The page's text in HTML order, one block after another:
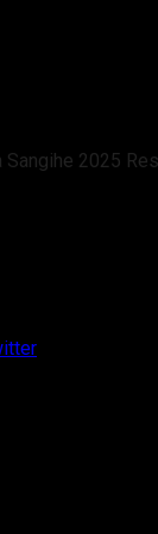
2025